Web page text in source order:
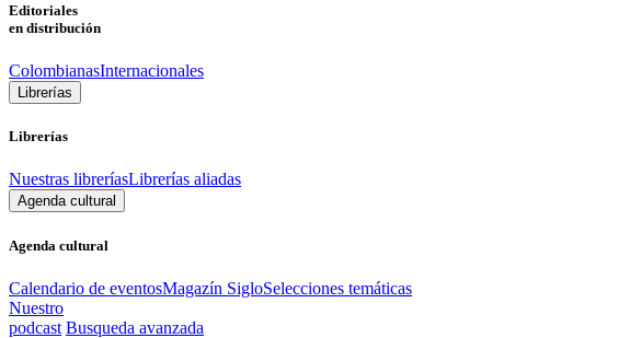
Editoriales
en distribución
ColombianasInternacionales
Librerías
Librerías
Nuestras libreríasLibrerías aliadas
Agenda cultural
Agenda cultural
Calendario de eventosMagazín SigloSelecciones temáticas
Nuestro
podcast Busqueda avanzada